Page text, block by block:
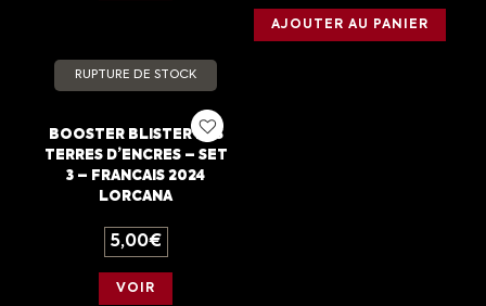
AJOUTER AU PANIER
RUPTURE DE STOCK
BOOSTER BLISTER LES
TERRES D’ENCRES – SET
3 – FRANCAIS 2024
LORCANA
5,00€
VOIR